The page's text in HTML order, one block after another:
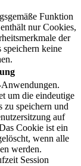
Funktion
nur Cookies,
der
speichern keine
um die eindeutige
zu speichern und
auf
Cookie ist ein
wenn alle
werden.
Session